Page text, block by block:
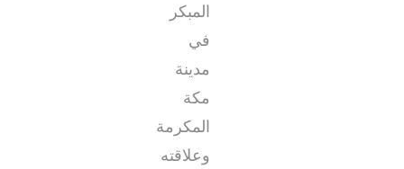
المبكر
في
مدينة
مكة
المكرمة
وعلاقته